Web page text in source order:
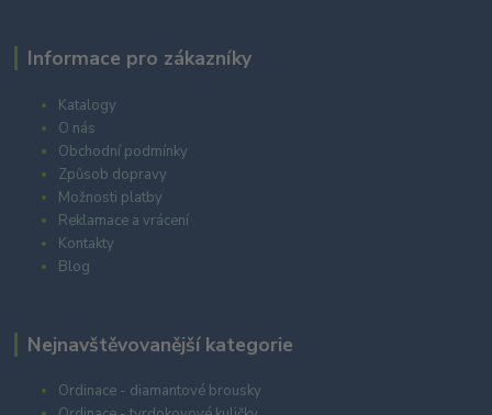
Informace pro zákazníky
Katalogy
O nás
Obchodní podmínky
Způsob dopravy
Možnosti platby
Reklamace a vrácení
Kontakty
Blog
Nejnavštěvovanější kategorie
Ordinace - diamantové brousky